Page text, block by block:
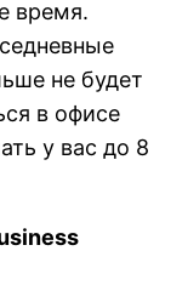
время.
не будет
в офисе
у вас до 8